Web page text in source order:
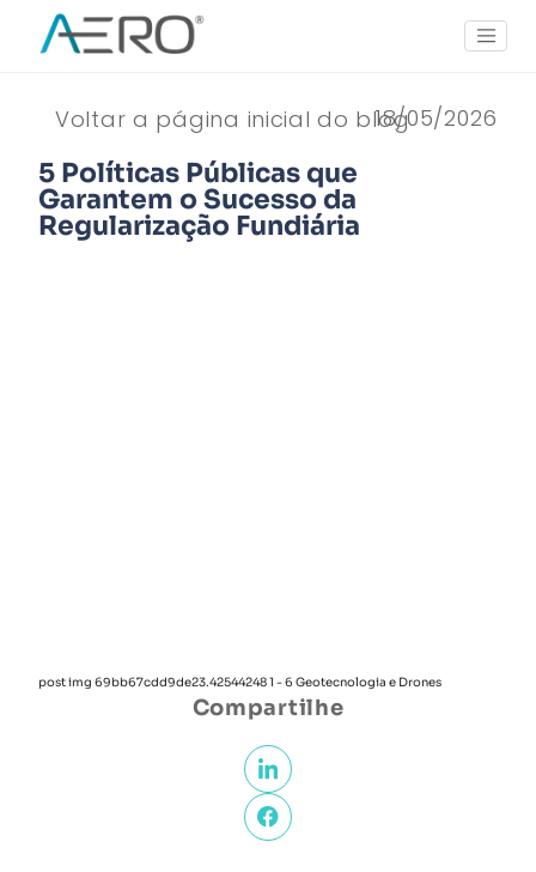
18/05/2026
Voltar a página inicial do blog
5 Políticas Públicas que
Garantem o Sucesso da
Regularização Fundiária
post img 69bb67cdd9de23.42544248 1 - 6 Geotecnologia e Drones
Compartilhe